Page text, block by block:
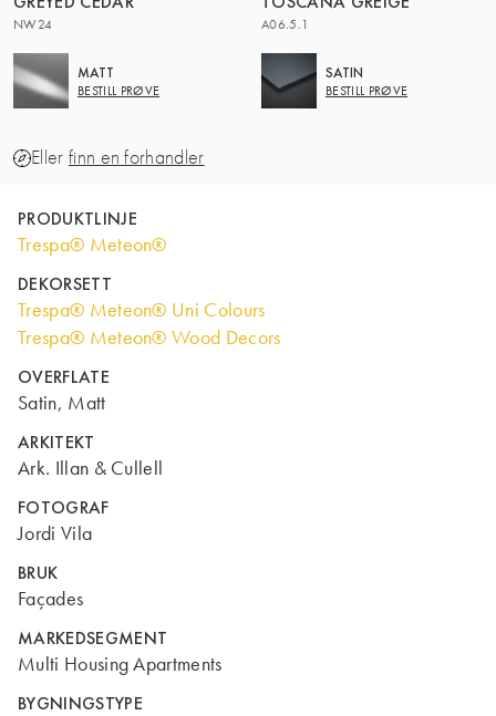
NW24
MATT
BESTILL PRØVE
A06.5.1
SATIN
BESTILL PRØVE
Eller finn en forhandler
PRODUKTLINJE
Trespa® Meteon®
DEKORSETT
Trespa® Meteon® Uni Colours
Trespa® Meteon® Wood Decors
OVERFLATE
Satin, Matt
ARKITEKT
Ark. Illan & Cullell
FOTOGRAF
Jordi Vila
BRUK
Façades
MARKEDSEGMENT
Multi Housing Apartments
BYGNINGSTYPE